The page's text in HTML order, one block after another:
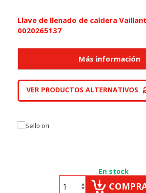
Llave de llenado de caldera
0020265137
VER PRODUCTOS ALTERNATIVOS
En stock